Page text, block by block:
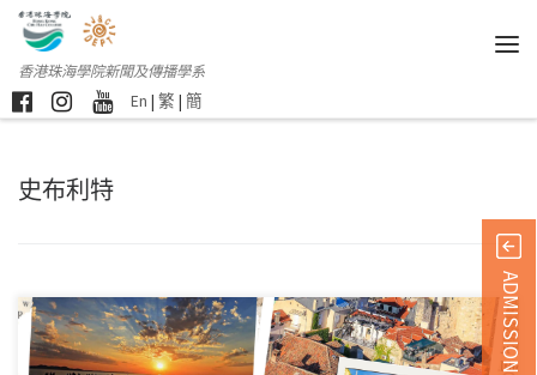
香港珠海學院新聞及傳播學系
En | 繁 | 簡
史布利特
ADMISSION